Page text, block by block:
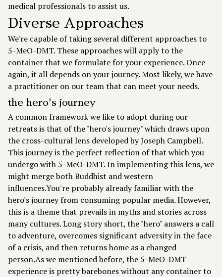
medical professionals to assist us.
Diverse Approaches
We're capable of taking several different approaches to
5-MeO-DMT. These approaches will apply to the
container that we formulate for your experience. Once
again, it all depends on your journey. Most likely, we have
a practitioner on our teamthat can meet your needs.
the hero's journey
A common framework we like to adopt during our
retreats is that of the "hero's journey" which draws upon
the cross-cultural lens developed by Joseph Campbell.
This journey is the perfect reflection of that which you
undergo with 5-MeO-DMT. In implementing this lens, we
might merge both Buddhist and western
influences.You're probably already familiar with the
hero's journey from consuming popular media. However,
this is a theme that prevails in myths and stories across
many cultures. Long story short, the "hero" answers a call
to adventure, overcomes significant adversity in the face
of a crisis, and then returns home as a changed
person.As we mentioned before, the 5-MeO-DMT
experience is pretty barebones without any container to